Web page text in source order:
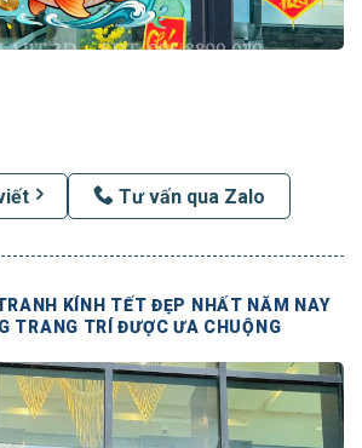
Tư vấn qua Zalo
KÍNH TẾT ĐẸP NHẤT NĂM NAY
TRANG TRÍ ĐƯỢC ƯA CHUỘNG